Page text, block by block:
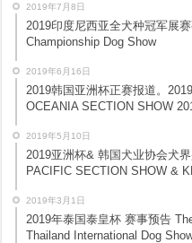
2019年7月8日
2019印度尼西亚全犬种冠军展
Championship Dog Show
2019年6月16日
2019韩国亚洲杯正赛报道。
OCEANIA SECTION SHOW
2019年5月10日
2019亚洲杯& 韩国犬业协会犬
PACIFIC SECTION SHOW &
2019年3月1日
2019年泰国泰皇杯 赛事预告
Thailand International Dog